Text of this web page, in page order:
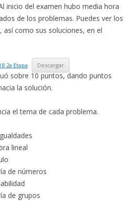
inicio del examen hubo media hora
de los problemas. Puedes ver los
así como sus soluciones, en el
2a Etapa Descargar
sobre 10 puntos, dando puntos
la solución.
el tema de cada problema.
lineal
de números
de grupos